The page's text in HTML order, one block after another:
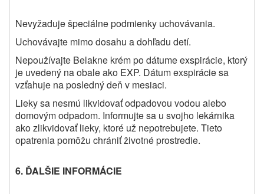
Nevyžaduje špeciálne podmienky uchovávania.
Uchovávajte mimo dosahu a dohľadu detí.
Nepoužívajte Belakne krém po dátume exspirácie, ktorý
je uvedený na obale ako EXP. Dátum exspirácie sa
vzťahuje na posledný deň v mesiaci.
Lieky sa nesmú likvidovať odpadovou vodou alebo
domovým odpadom. Informujte sa u svojho lekárnika
ako zlikvidovať lieky, ktoré už nepotrebujete. Tieto
opatrenia pomôžu chrániť životné prostredie.
6. ĎALŠIE INFORMÁCIE